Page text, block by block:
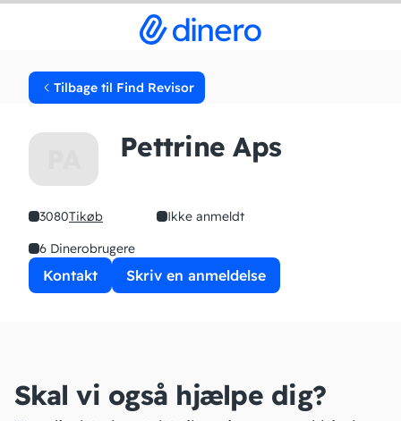
Tilbage til Find Revisor
Pettrine Aps
3080Tikøb
Ikke anmeldt
6 Dinerobrugere
Kontakt Skriv en anmeldelse
Skal vi også hjælpe dig?